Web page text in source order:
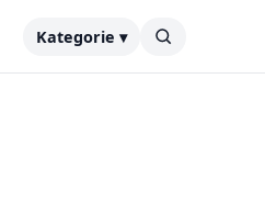
Kategorie ▾